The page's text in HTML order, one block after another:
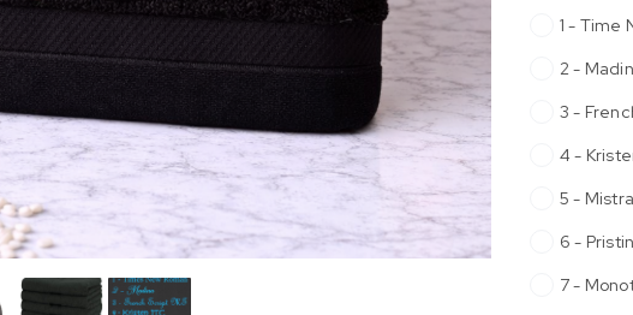
1 - Time
2 -
3 -
4 -
5 -
6 -
7 -